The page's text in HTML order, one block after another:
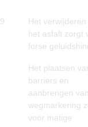
Het
het asfalt zorgt
forse
Het plaatsen
barriers en
aanbrengen
wegmarkering
voor matige